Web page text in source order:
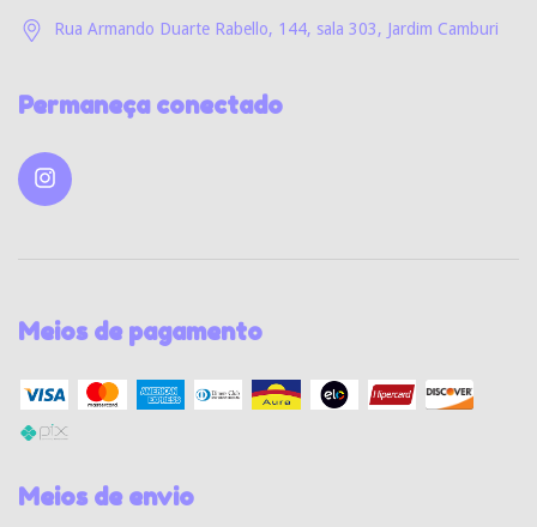
Rua Armando Duarte Rabello, 144, sala 303, Jardim Camburi
Permaneça conectado
Meios de pagamento
Meios de envio